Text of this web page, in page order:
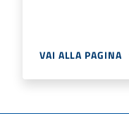
VAI ALLA PAGINA